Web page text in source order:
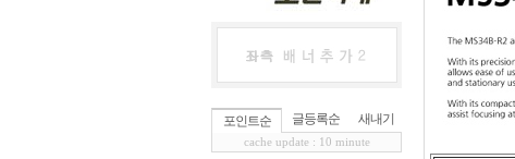
포인트순 글등록순 새내기
cache update : 10 minute